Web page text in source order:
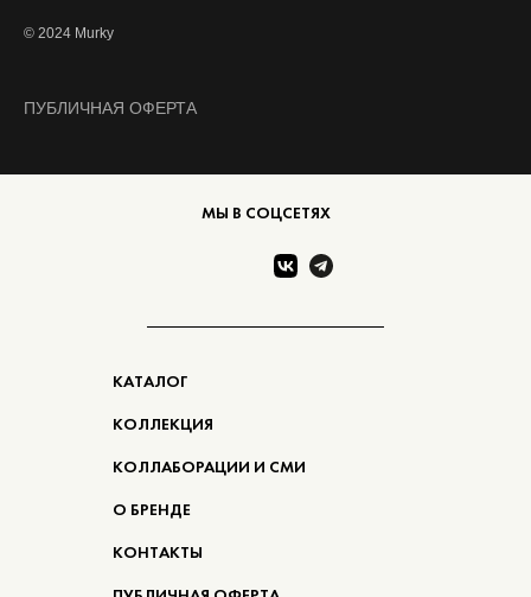
© 2024 Murky
ПУБЛИЧНАЯ ОФЕРТА
КАТАЛОГ
О БРЕНДЕ
МЫ В СОЦСЕТЯХ
КОЛЛЕКЦИЯ
КОНТАКТЫ
КОЛЛАБОРАЦИИ И СМИ